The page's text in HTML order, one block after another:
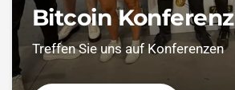
Bitcoin Konferenz
Treffen Sie uns auf Konferenzen